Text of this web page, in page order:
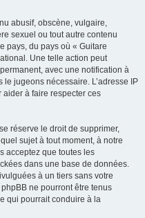
abusif, obscène, vulgaire,
sexuel ou tout autre contenu
pays, du pays où « Guitare
Une telle action peut
avec une notification à
le jugeons nécessaire. L’adresse IP
à faire respecter ces
réserve le droit de supprimer,
sujet à tout moment, à notre
acceptez que toutes les
dans une base de données.
à un tiers sans votre
ne pourront être tenus
qui pourrait conduire à la